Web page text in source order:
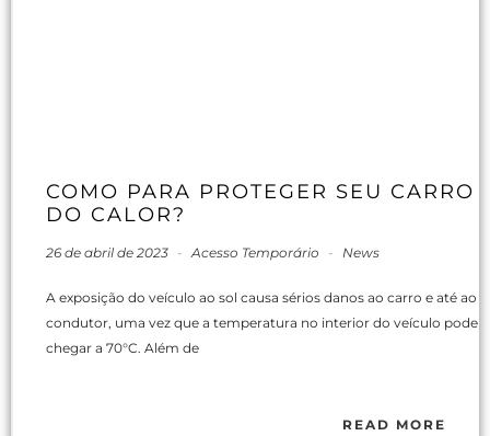
COMO PARA PROTEGER SEU CARRO
DO CALOR?
26 de abril de 2023 - Acesso Temporário - News
A exposição do veículo ao sol causa sérios danos ao carro e até ao
condutor, uma vez que a temperatura no interior do veículo pode
chegar a 70°C. Além de
READ MORE